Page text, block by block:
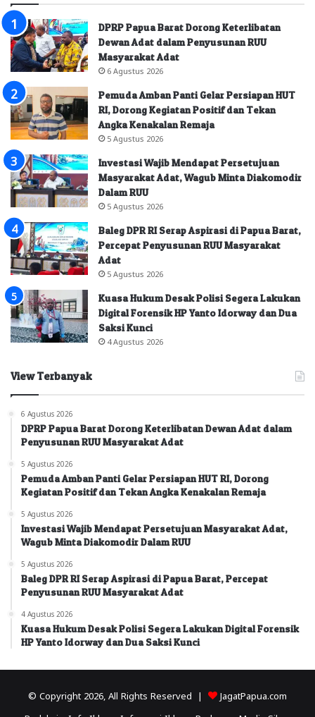
DPRP Papua Barat Dorong Keterlibatan
Dewan Adat dalam Penyusunan RUU
Masyarakat Adat
6 Agustus 2026
Pemuda Amban Panti Gelar Persiapan HUT
RI, Dorong Kegiatan Positif dan Tekan
Angka Kenakalan Remaja
5 Agustus 2026
Investasi Wajib Mendapat Persetujuan
Masyarakat Adat, Wagub Minta Diakomodir
Dalam RUU
5 Agustus 2026
Baleg DPR RI Serap Aspirasi di Papua Barat,
Percepat Penyusunan RUU Masyarakat
Adat
5 Agustus 2026
Kuasa Hukum Desak Polisi Segera Lakukan
Digital Forensik HP Yanto Idorway dan Dua
Saksi Kunci
4 Agustus 2026
View Terbanyak
6 Agustus 2026
DPRP Papua Barat Dorong Keterlibatan Dewan Adat dalam
Penyusunan RUU Masyarakat Adat
5 Agustus 2026
Pemuda Amban Panti Gelar Persiapan HUT RI, Dorong
Kegiatan Positif dan Tekan Angka Kenakalan Remaja
5 Agustus 2026
Investasi Wajib Mendapat Persetujuan Masyarakat Adat,
Wagub Minta Diakomodir Dalam RUU
5 Agustus 2026
Baleg DPR RI Serap Aspirasi di Papua Barat, Percepat
Penyusunan RUU Masyarakat Adat
4 Agustus 2026
Kuasa Hukum Desak Polisi Segera Lakukan Digital Forensik
HP Yanto Idorway dan Dua Saksi Kunci
© Copyright 2026, All Rights Reserved | JagatPapua.com